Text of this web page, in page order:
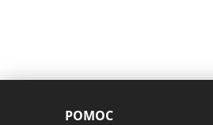
POMOC